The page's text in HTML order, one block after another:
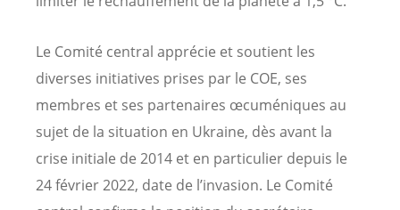
Le Comité central apprécie et soutient les
diverses initiatives prises par le COE, ses
membres et ses partenaires œcuméniques au
sujet de la situation en Ukraine, dès avant la
crise initiale de 2014 et en particulier depuis le
24 février 2022, date de l’invasion. Le Comité